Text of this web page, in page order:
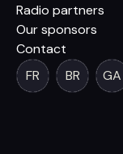
Radio partners
Our sponsors
Contact
FR
BR GA